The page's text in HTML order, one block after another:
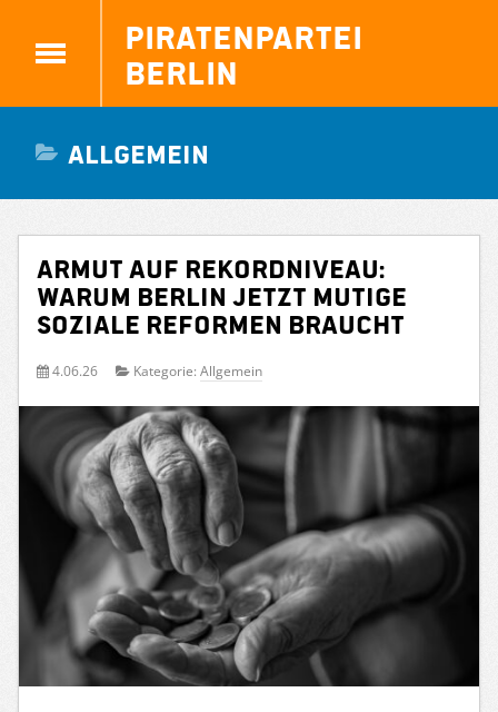
Piratenpartei
Berlin
Allgemein
Armut auf Rekordniveau:
Warum Berlin jetzt mutige
soziale Reformen braucht
4.06.26 Kategorie: Allgemein